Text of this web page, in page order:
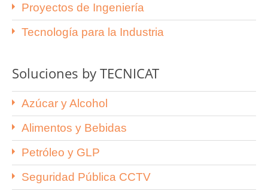
Proyectos de Ingeniería
Tecnología para la Industria
Soluciones by TECNICAT
Azúcar y Alcohol
Alimentos y Bebidas
Petróleo y GLP
Seguridad Pública CCTV